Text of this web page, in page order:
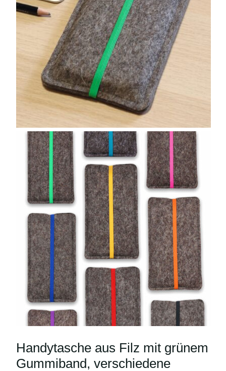
Handytasche aus Filz mit grünem
Gummiband, verschiedene